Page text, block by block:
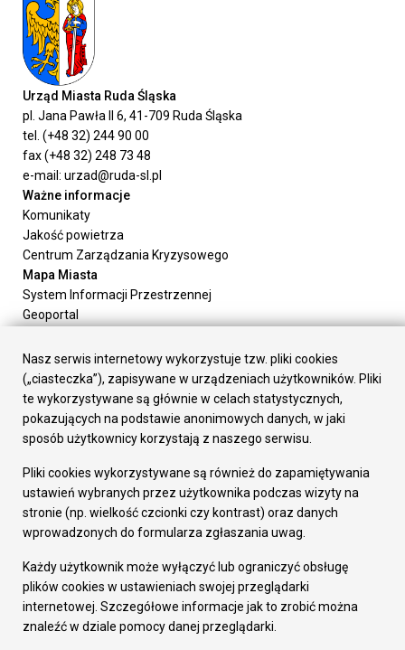
Urząd Miasta Ruda Śląska
pl. Jana Pawła II 6, 41-709 Ruda Śląska
tel. (+48 32) 244 90 00
fax (+48 32) 248 73 48
e-mail: urzad@ruda-sl.pl
Ważne informacje
Komunikaty
Jakość powietrza
Centrum Zarządzania Kryzysowego
Mapa Miasta
System Informacji Przestrzennej
Geoportal
Załatw sprawę
Prezydent Miasta
Rada Miasta
Wydziały
Elektroniczna Skrzynka Podawcza
Gospodarka
Fundusze europejskie
Środki krajowe
Oferty inwestycyjne
Pozostałe
Deklaracja dostępności
Dane osobowe
Dodaj opinię o witrynie
Nasz serwis internetowy wykorzystuje tzw. pliki cookies
(„ciasteczka”), zapisywane w urządzeniach użytkowników. Pliki
te wykorzystywane są głównie w celach statystycznych,
pokazujących na podstawie anonimowych danych, w jaki
sposób użytkownicy korzystają z naszego serwisu.
Pliki cookies wykorzystywane są również do zapamiętywania
ustawień wybranych przez użytkownika podczas wizyty na
stronie (np. wielkość czcionki czy kontrast) oraz danych
wprowadzonych do formularza zgłaszania uwag.
Każdy użytkownik może wyłączyć lub ograniczyć obsługę
plików cookies w ustawieniach swojej przeglądarki
internetowej. Szczegółowe informacje jak to zrobić można
znaleźć w dziale pomocy danej przeglądarki.